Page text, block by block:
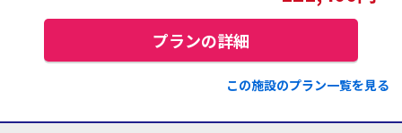
プランの詳細
この施設のプラン一覧を見る